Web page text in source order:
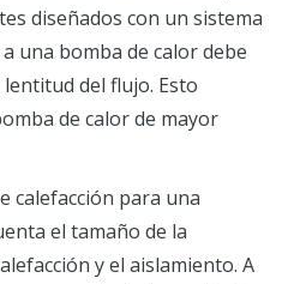
diseñados con un sistema
una bomba de calor debe
del flujo. Esto
de calor de mayor
calefacción para una
el tamaño de la
y el aislamiento. A